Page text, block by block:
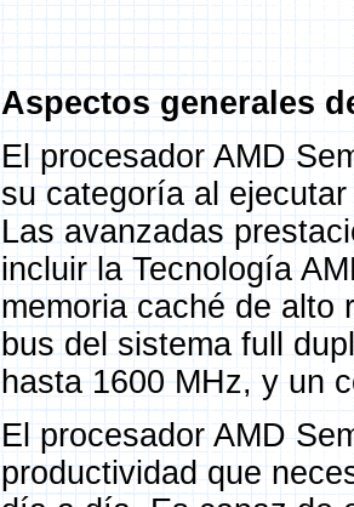
Aspectos generales
El procesador AMD
su categoría al
Las avanzadas
incluir la Tecnología
memoria caché de alto
bus del sistema full
hasta 1600 MHz, y un
El procesador AMD
productividad que